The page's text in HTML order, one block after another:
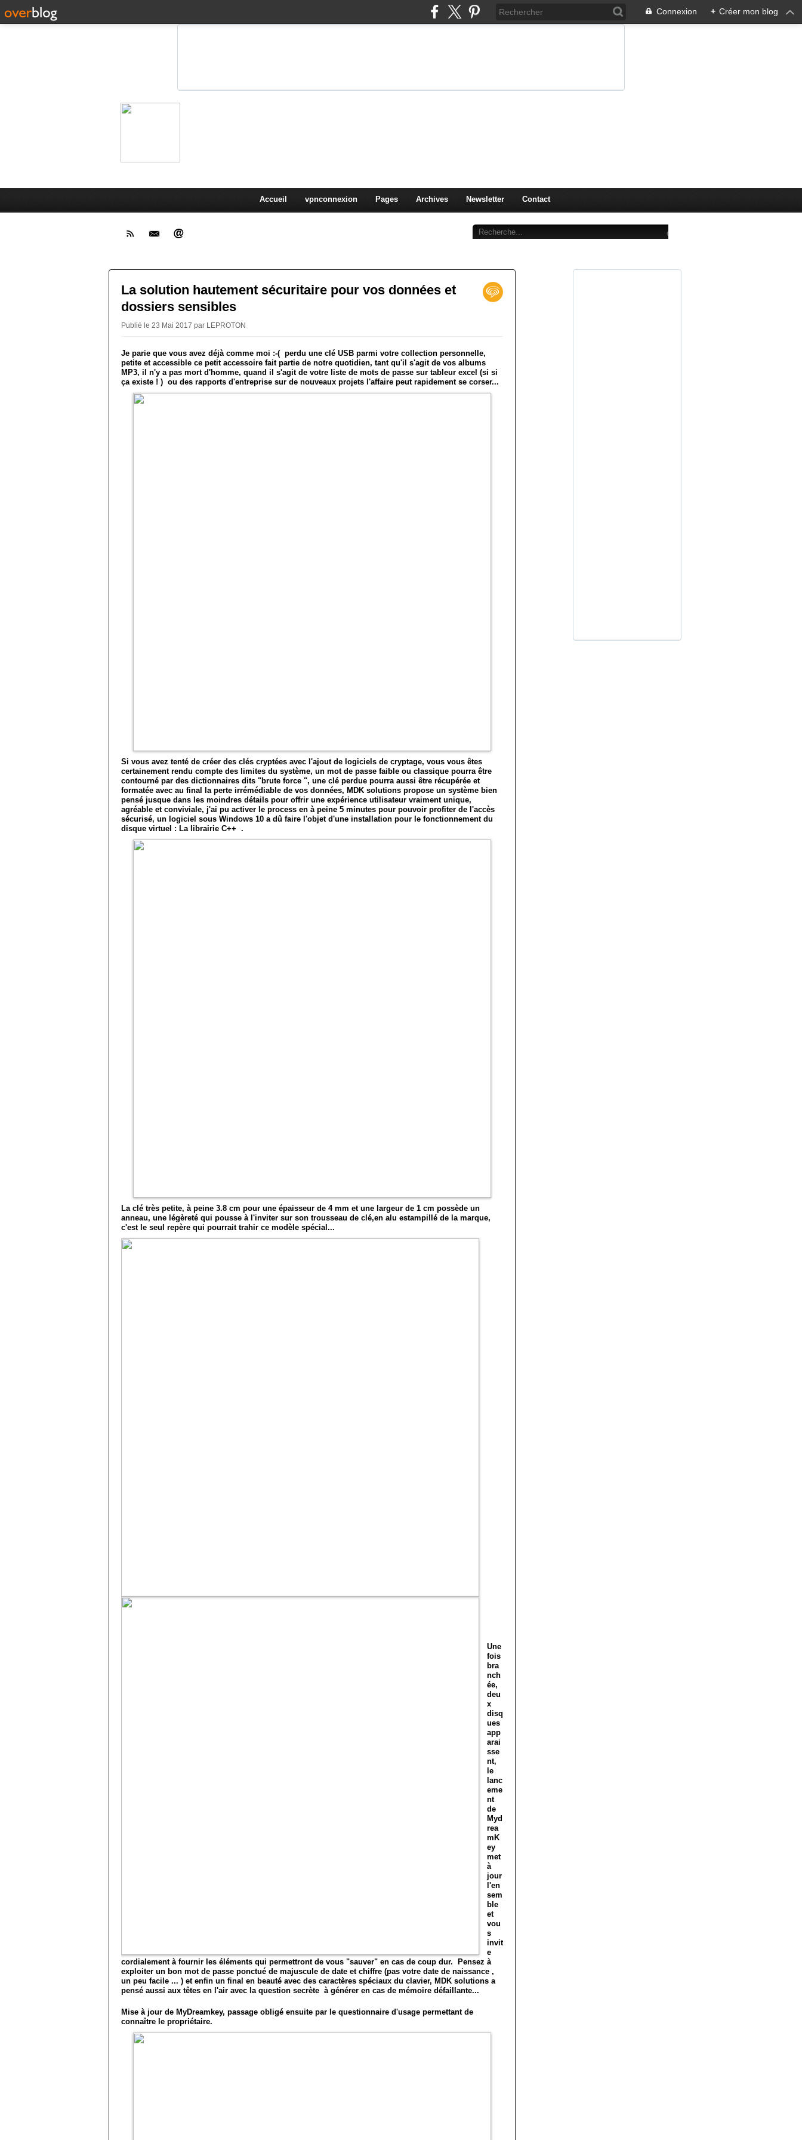
Connexion + Créer mon blog
Accueil vpnconnexion Pages Archives Newsletter Contact
La solution hautement sécuritaire pour vos données et
dossiers sensibles
Publié le 23 Mai 2017 par LEPROTON
Je parie que vous avez déjà comme moi :-( perdu une clé USB parmi votre collection personnelle,
petite et accessible ce petit accessoire fait partie de notre quotidien, tant qu'il s'agit de vos albums
MP3, il n'y a pas mort d'homme, quand il s'agit de votre liste de mots de passe sur tableur excel (si si
ça existe ! ) ou des rapports d'entreprise sur de nouveaux projets l'affaire peut rapidement se corser...
Si vous avez tenté de créer des clés cryptées avec l'ajout de logiciels de cryptage, vous vous êtes
certainement rendu compte des limites du système, un mot de passe faible ou classique pourra être
contourné par des dictionnaires dits "brute force ", une clé perdue pourra aussi être récupérée et
formatée avec au final la perte irrémédiable de vos données, MDK solutions propose un système bien
pensé jusque dans les moindres détails pour offrir une expérience utilisateur vraiment unique,
agréable et conviviale, j'ai pu activer le process en à peine 5 minutes pour pouvoir profiter de l'accès
sécurisé, un logiciel sous Windows 10 a dû faire l'objet d'une installation pour le fonctionnement du
disque virtuel : La librairie C++ .
La clé très petite, à peine 3.8 cm pour une épaisseur de 4 mm et une largeur de 1 cm possède un
anneau, une légèreté qui pousse à l'inviter sur son trousseau de clé,en alu estampillé de la marque,
c'est le seul repère qui pourrait trahir ce modèle spécial...
Une
fois
bra
nch
ée,
deu
x
disq
ues
app
arai
sse
nt,
le
lanc
eme
nt
de
Myd
rea
mK
ey
met
à
jour
l'en
sem
ble
et
vou
s
invit
e
cordialement à fournir les éléments qui permettront de vous "sauver" en cas de coup dur. Pensez à
exploiter un bon mot de passe ponctué de majuscule de date et chiffre (pas votre date de naissance ,
un peu facile ... ) et enfin un final en beauté avec des caractères spéciaux du clavier, MDK solutions a
pensé aussi aux têtes en l'air avec la question secrète à générer en cas de mémoire défaillante...
Mise à jour de MyDreamkey, passage obligé ensuite par le questionnaire d'usage permettant de
connaître le propriétaire.